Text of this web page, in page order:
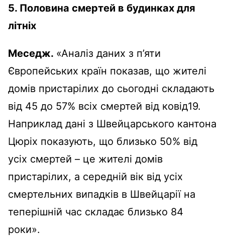
5. Половина смертей в будинках для
літніх
Меседж. «Аналіз даних з п’яти
Європейських країн показав, що жителі
домів пристарілих до сьогодні складають
від 45 до 57% всіх смертей від ковід19.
Наприклад дані з Швейцарського кантона
Цюріх показують, що близько 50% від
усіх смертей – це жителі домів
пристарілих, а середній вік від усіх
смертельних випадків в Швейцарії на
теперішній час складає близько 84
роки».